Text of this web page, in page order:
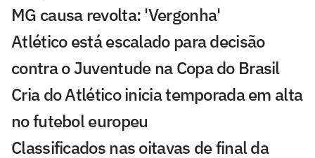
MG causa revolta: 'Vergonha'
Atlético está escalado para decisão
contra o Juventude na Copa do Brasil
Cria do Atlético inicia temporada em alta
no futebol europeu
Classificados nas oitavas de final da